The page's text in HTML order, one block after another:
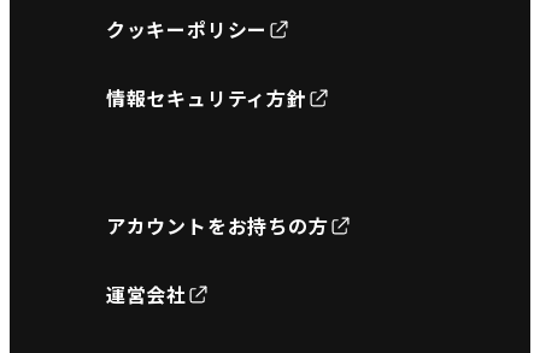
クッキーポリシー
情報セキュリティ方針
アカウントをお持ちの方
運営会社